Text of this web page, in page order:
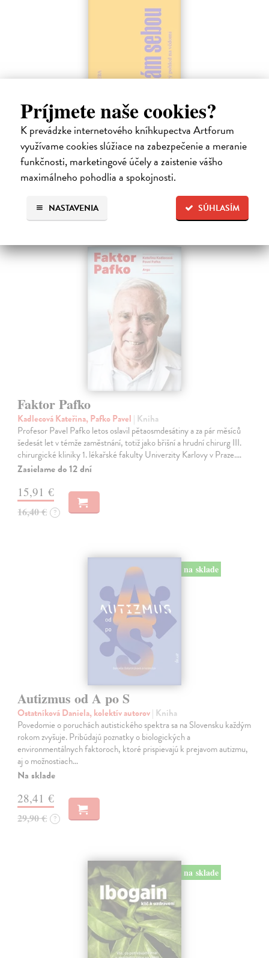
Príjmete naše cookies?
K prevádzke internetového kníhkupectva Artforum
využívame cookies slúžiace na zabezpečenie a meranie
funkčnosti, marketingové účely a zaistenie vášho
maximálneho pohodlia a spokojnosti.
SÚHLASÍM
NASTAVENIA
Sám sebou
Seth Anil | Kniha
Být sám sebou není tak jednoduché, jak se zdá. V mozku každého z
nás pracují společně miliardy neuronů a vytvářejí naše vědomé
zkušenosti.
Na sklade
22,60 € ?
Faktor Pafko
Kadlecová Kateřina, Pafko Pavel | Kniha
Profesor Pavel Pafko letos oslavil pětaosmdesátiny a za pár měsíců
šedesát let v témže zaměstnání, totiž jako břišní a hrudní chirurg III.
chirurgické kliniky 1. lékařské fakulty Univerzity Karlovy v Praze.…
Zasielame do 12 dní
15,91 €
16,40 € ?
na sklade
Autizmus od A po S
Ostatníková Daniela, kolektív autorov| Kniha
Povedomie o poruchách autistického spektra sa na Slovensku každým
rokom zvyšuje. Pribúdajú poznatky o biologických a
environmentálnych faktoroch, ktoré prispievajú k prejavom autizmu,
aj o možnostiach…
Na sklade
28,41 €
29,90 € ?
na sklade